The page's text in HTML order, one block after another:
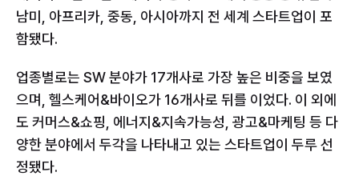
남미, 아프리카, 중동, 아시아까지 전 세계 스타트업이 포
함됐다.
업종별로는 SW 분야가 17개사로 가장 높은 비중을 보였
으며, 헬스케어&바이오가 16개사로 뒤를 이었다. 이 외에
도 커머스&쇼핑, 에너지&지속가능성, 광고&마케팅 등 다
양한 분야에서 두각을 나타내고 있는 스타트업이 두루 선
정됐다.